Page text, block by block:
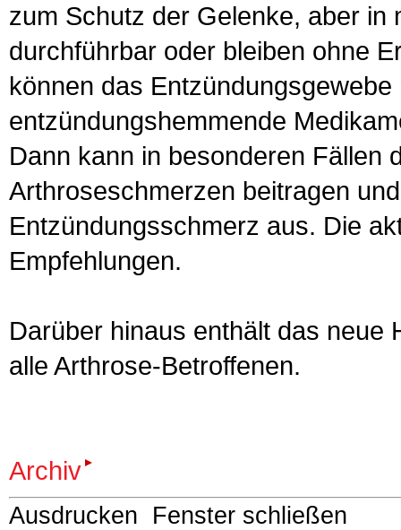
zum Schutz der Gelenke, aber in
durchführbar oder bleiben ohne
können das
entzündungshemmende
Dann kann in besonderen Fällen
Arthroseschmerzen beitragen
Entzündungsschmerz aus. Die
Empfehlungen.
Darüber hinaus enthält das neue
alle Arthrose-Betroffenen.
Archiv
Ausdrucken Fenster schließen